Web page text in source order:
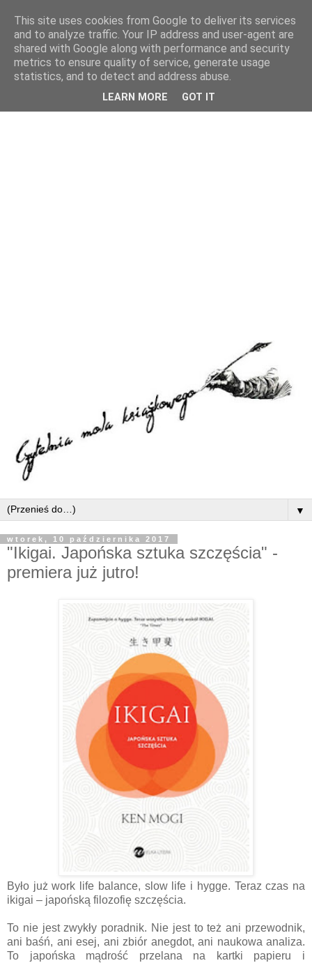
▼
wtorek, 10 października 2017
"Ikigai. Japońska sztuka szczęścia" -
premiera już jutro!
Było już work life balance, slow life i hygge. Teraz czas na
ikigai – japońską filozofię szczęścia.
To nie jest zwykły poradnik. Nie jest to też ani przewodnik,
ani baśń, ani esej, ani zbiór anegdot, ani naukowa analiza.
To japońska mądrość przelana na kartki papieru i
This site uses cookies from Google to deliver its services
and to analyze traffic. Your IP address and user-agent are
shared with Google along with performance and security
metrics to ensure quality of service, generate usage
statistics, and to detect and address abuse.
LEARN MORE GOT IT